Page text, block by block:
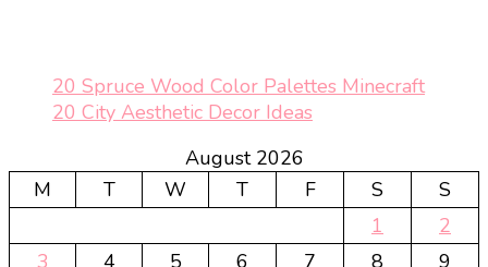
20 Spruce Wood Color Palettes Minecraft
20 City Aesthetic Decor Ideas
August 2026
M
T W T F S
S
1
2